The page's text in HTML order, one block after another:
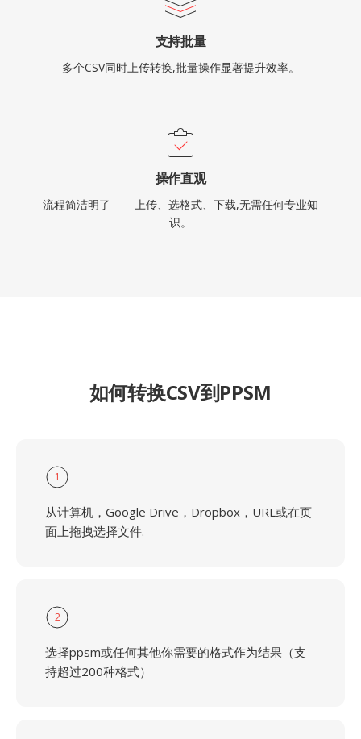
支持批量
多个CSV同时上传转换,批量操作显著提升效率。
操作直观
流程简洁明了——上传、选格式、下载,无需任何专业知
识。
如何转换CSV到PPSM
1
从计算机，Google Drive，Dropbox，URL或在页
面上拖拽选择文件.
2
选择ppsm或任何其他你需要的格式作为结果（支
持超过200种格式）